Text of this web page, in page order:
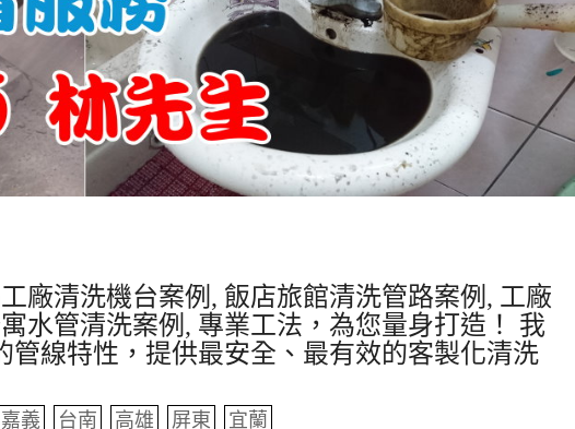
廠清洗機台案例, 飯店旅館清洗管路案例, 工廠
水管清洗案例, 專業工法，為您量身打造！ 我
線特性，提供最安全、最有效的客製化清洗
嘉義 台南 高雄 屏東
宜蘭